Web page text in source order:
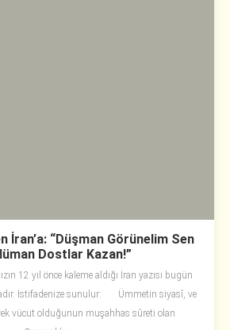
İran’a: “Düşman Görünelim Sen
Dostlar Kazan!”
12 yıl önce kaleme aldığı İran yazısı bugün
İstifadenize sunulur: Ümmetin siyasî, ve
vücut olduğunun muşahhas sûreti olan